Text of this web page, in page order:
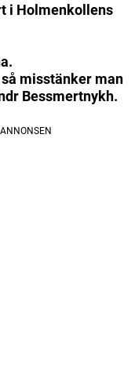
i Holmenkollens
misstänker man
Bessmertnykh.